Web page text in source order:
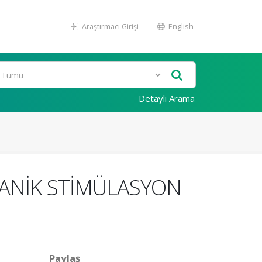
Araştırmacı Girişi English
Detaylı Arama
STİMÜLASYON
Paylaş